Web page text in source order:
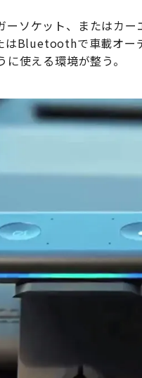
ソケット、またはカ
はBluetoothで車載オ
使える環境が整う。